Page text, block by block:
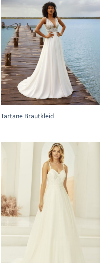
Tartane Brautkleid